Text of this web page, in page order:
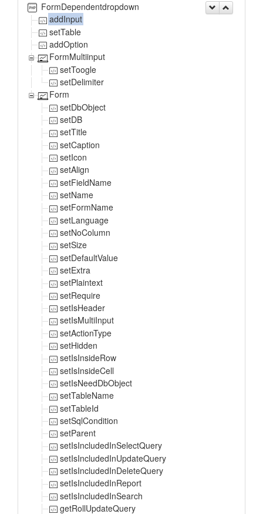
FormDependentdropdown
addInput
setTable
addOption
FormMultiinput
setToogle
setDelimiter
Form
setDbObject
setDB
setTitle
setCaption
setIcon
setAlign
setFieldName
setName
setFormName
setLanguage
setNoColumn
setSize
setDefaultValue
setExtra
setPlaintext
setRequire
setIsHeader
setIsMultiInput
setActionType
setHidden
setIsInsideRow
setIsInsideCell
setIsNeedDbObject
setTableName
setTableId
setSqlCondition
setParent
setIsIncludedInSelectQuery
setIsIncludedInUpdateQuery
setIsIncludedInDeleteQuery
setIsIncludedInReport
setIsIncludedInSearch
getRollUpdateQuery